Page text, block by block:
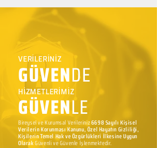
VERİLERİNİZ
GÜVENDE
HİZMETLERİMİZ
GÜVENLE
Bireysel ve Kurumsal Verileriniz6698 Sayılı Kişisel
Verilerin Korunması Kanunu, Özel Hayatın Gizliliği,
Kişilerin Temel Hak ve Özgürlükleri İlkesine Uygun
OlarakGüvenli ve Güvenle İşlenmektedir.